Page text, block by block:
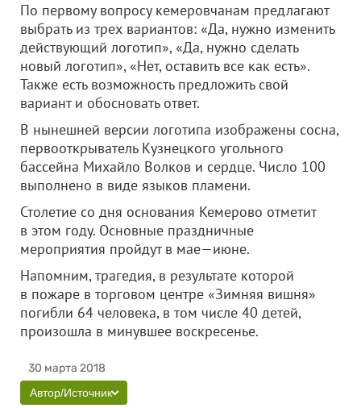
По первому вопросу кемеровчанам предлагают
выбрать из трех вариантов: «Да, нужно изменить
действующий логотип», «Да, нужно сделать
новый логотип», «Нет, оставить все как есть».
Также есть возможность предложить свой
вариант и обосновать ответ.
В нынешней версии логотипа изображены сосна,
первооткрыватель Кузнецкого угольного
бассейна Михайло Волков и сердце. Число 100
выполнено в виде языков пламени.
Столетие со дня основания Кемерово отметит
в этом году. Основные праздничные
мероприятия пройдут в мае—июне.
Напомним, трагедия, в результате которой
в пожаре в торговом центре «Зимняя вишня»
погибли 64 человека, в том числе 40 детей,
произошла в минувшее воскресенье.
30 марта 2018
Автор/Источник